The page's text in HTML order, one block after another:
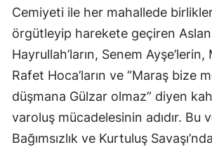
Cemiyeti ile her mahallede
örgütleyip harekete geçiren Aslan
Hayrullah’ların, Senem Ayşe’lerin,
Rafet Hoca’ların ve “Maraş bize
düşmana Gülzar olmaz” diyen
varoluş mücadelesinin adıdır. Bu
Bağımsızlık ve Kurtuluş